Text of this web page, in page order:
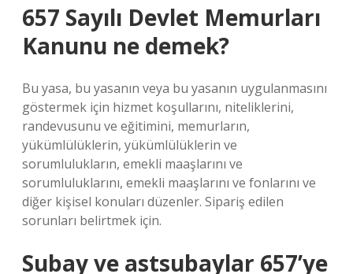
657 Sayılı Devlet Memurları
Kanunu ne demek?
Bu yasa, bu yasanın veya bu yasanın uygulanmasını
göstermek için hizmet koşullarını, niteliklerini,
randevusunu ve eğitimini, memurların,
yükümlülüklerin, yükümlülüklerin ve
sorumlulukların, emekli maaşlarını ve
sorumluluklarını, emekli maaşlarını ve fonlarını ve
diğer kişisel konuları düzenler. Sipariş edilen
sorunları belirtmek için.
Subay ve astsubaylar 657’ye